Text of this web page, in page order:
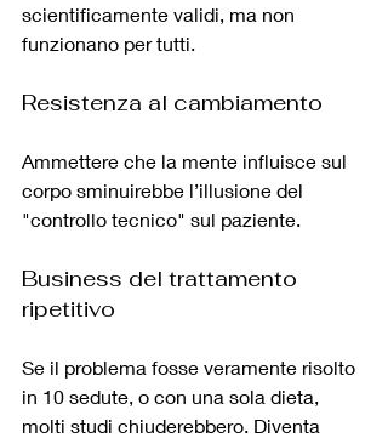
scientificamente validi, ma non
funzionano per tutti.
Resistenza al cambiamento
Ammettere che la mente influisce sul
corpo sminuirebbe l’illusione del
"controllo tecnico" sul paziente.
Business del trattamento
ripetitivo
Se il problema fosse veramente risolto
in 10 sedute, o con una sola dieta,
molti studi chiuderebbero. Diventa